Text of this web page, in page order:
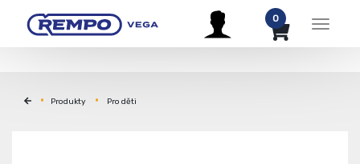
Menu
0
Produkty Pro děti